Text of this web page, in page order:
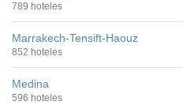
789 hoteles
Marrakech-Tensift-Haouz
852 hoteles
Medina
596 hoteles